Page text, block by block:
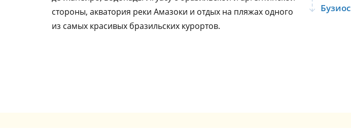
Бузиос
стороны, акватория реки Амазоки и отдых на пляжах одного
из самых красивых бразильских курортов.